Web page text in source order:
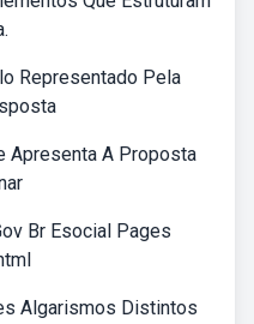
Representado Pela
Apresenta A Proposta
Br Esocial Pages
Algarismos Distintos